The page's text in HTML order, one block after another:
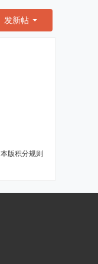
发新帖
本版积分规则